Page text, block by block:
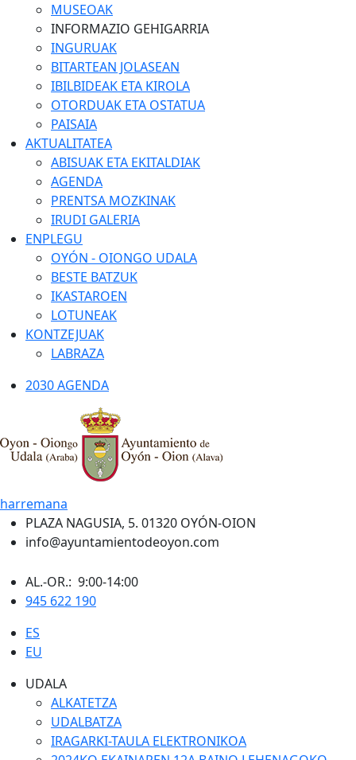
MUSEOAK
INFORMAZIO GEHIGARRIA
INGURUAK
BITARTEAN JOLASEAN
IBILBIDEAK ETA KIROLA
OTORDUAK ETA OSTATUA
PAISAIA
AKTUALITATEA
ABISUAK ETA EKITALDIAK
AGENDA
PRENTSA MOZKINAK
IRUDI GALERIA
ENPLEGU
OYÓN - OIONGO UDALA
BESTE BATZUK
IKASTAROEN
LOTUNEAK
KONTZEJUAK
LABRAZA
2030 AGENDA
harremana
PLAZA NAGUSIA, 5. 01320 OYÓN-OION
info@ayuntamientodeoyon.com
AL.-OR.: 9:00-14:00
945 622 190
ES
EU
UDALA
ALKATETZA
UDALBATZA
IRAGARKI-TAULA ELEKTRONIKOA